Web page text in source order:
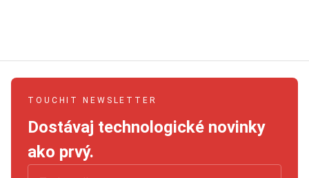
TOUCHIT NEWSLETTER
Dostávaj technologické novinky
ako prvý.